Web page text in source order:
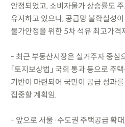
안정되었고, 소비자물가 상승률도
유지하고 있으나, 공급망 불확실성
물가안정을 위한 5차 석유 최고가격
- 최근 부동산시장은 실거주자 중심
「토지보상법」 국회 통과 등으로 주
기반이 마련되어 국민이 공급 성과
집중할 계획임.
- 앞으로 서울·수도권 주택공급 확